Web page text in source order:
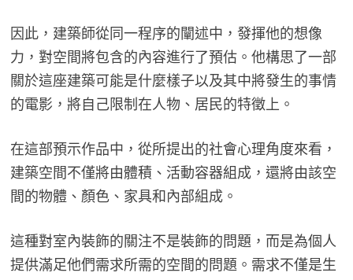
因此，建築師從同一程序的闡述中，發揮他的想像
力，對空間將包含的內容進行了預估。他構思了一部
關於這座建築可能是什麼樣子以及其中將發生的事情
的電影，將自己限制在人物、居民的特徵上。
在這部預示作品中，從所提出的社會心理角度來看，
建築空間不僅將由體積、活動容器組成，還將由該空
間的物體、顏色、家具和內部組成。
這種對室內裝飾的關注不是裝飾的問題，而是為個人
提供滿足他們需求所需的空間的問題。需求不僅是生